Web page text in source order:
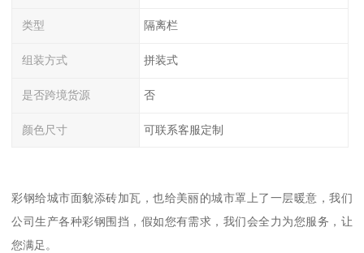
类型 隔离栏
组装方式 拼装式
是否跨境货源 否
颜色尺寸 可联系客服定制
彩钢给城市面貌添砖加瓦，也给美丽的城市罩上了一层暖意，我们
公司生产各种彩钢围挡，假如您有需求，我们会全力为您服务，让
您满足。